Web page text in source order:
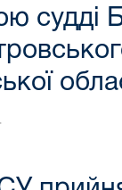
судді